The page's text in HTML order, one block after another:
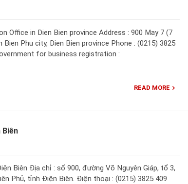
Office in Dien Bien province Address : 900 May 7 (7
Phu city, Dien Bien province Phone : (0215) 3825
for business registration :
READ MORE
Biên
Biên Địa chỉ : số 900, đường Võ Nguyên Giáp, tổ 3,
Phủ, tỉnh Điện Biên. Điện thoại : (0215) 3825 409